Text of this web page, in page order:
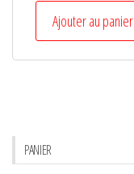
Ajouter au panier
PANIER